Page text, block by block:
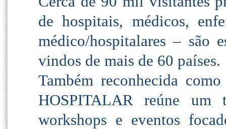
de hospitais, médicos,
médico/hospitalares – são
vindos de mais de 60 países.
Também reconhecida
HOSPITALAR reúne um
workshops e eventos